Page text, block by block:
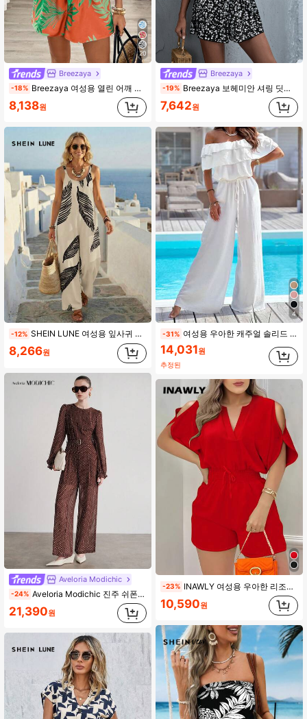
20
Breezaya
-18% Breezaya 여성용 열린 어깨 열대 무늬 프릴 1피스 점프슈트, 캐주얼/휴가용
8,138원
-12% SHEIN LUNE 여성용 잎사귀 프린트 포켓 캐주얼 와이드 레그 점프수트, 봄/여름 휴가 및 여행에 다용도
8,266원
Aveloria Modichic
-24% Aveloria Modichic 진주 쉬폰 폴카 도트 워터마크 벨트 라운드 넥 긴팔 우아한 출퇴근 점프수트
21,390원
Breezaya
-19% Breezaya 보헤미안 셔링 딧시 플로랄 점프수트
7,642원
4
-31% 여성용 우아한 캐주얼 솔리드 컬러 오프숄더 러플 트림 데일리 미니멀리스트 점프수트 화이트 여름
14,031원
추정된
-23% INAWLY 여성용 우아한 리조트 타이업 리본 배트윙 소매 캐주얼 점프수트
10,590원